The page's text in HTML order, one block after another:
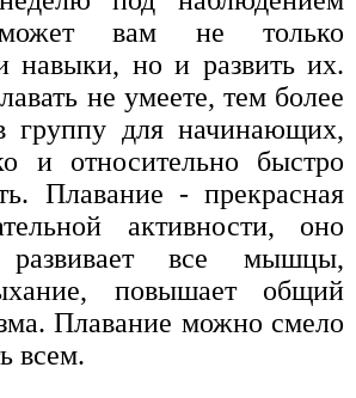
вам не только
навыки, но и развить их.
не умеете, тем более
группу для начинающих,
и относительно быстро
Плавание - прекрасная
активности, оно
развивает все мышцы,
повышает общий
Плавание можно смело
всем.